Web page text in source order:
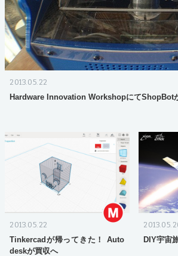
2013.05.22
Hardware Innovation WorkshopにてShopBot
2013.05.22
Tinkercadが帰ってきた！ Auto
deskが買収へ
DIY宇宙